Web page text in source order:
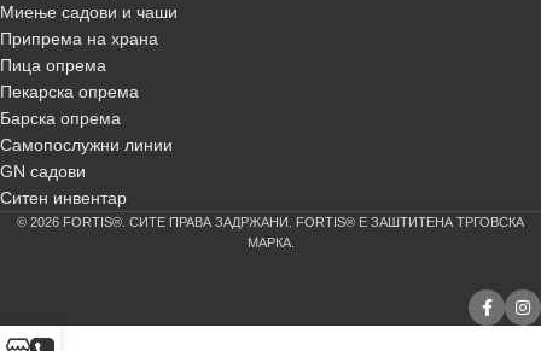
Миење садови и чаши
Припрема на храна
Пица опрема
Пекарска опрема
Барска опрема
Самопослужни линии
GN садови
Ситен инвентар
© 2026 FORTIS®. СИТЕ ПРАВА ЗАДРЖАНИ. FORTIS® Е ЗАШТИТЕНА ТРГОВСКА
МАРКА.